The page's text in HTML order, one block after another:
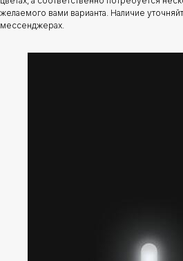
желаемого вами варианта. Наличие
мессенджерах.